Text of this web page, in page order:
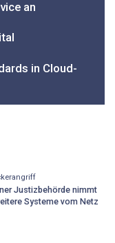
an
in Cloud-
Justizbehörde nimmt
Systeme vom Netz